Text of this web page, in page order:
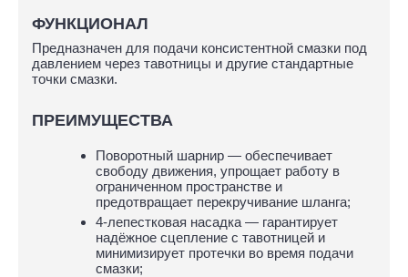
ФУНКЦИОНАЛ
Предназначен для подачи консистентной смазки под
давлением через тавотницы и другие стандартные
точки смазки.
ПРЕИМУЩЕСТВА
Поворотный шарнир — обеспечивает
свободу движения, упрощает работу в
ограниченном пространстве и
предотвращает перекручивание шланга;
4-лепестковая насадка — гарантирует
надёжное сцепление с тавотницей и
минимизирует протечки во время подачи
смазки;